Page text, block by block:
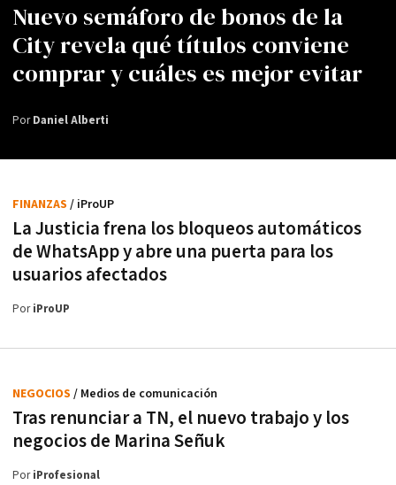
Nuevo semáforo de bonos de la
City revela qué títulos conviene
comprar y cuáles es mejor evitar
PorDaniel Alberti
La Justicia frena los bloqueos automáticos
de WhatsApp y abre una puerta para los
usuarios afectados
FINANZAS / iProUP
PoriProUP
Tras renunciar a TN, el nuevo trabajo y los
negocios de Marina Señuk
NEGOCIOS / Medios de comunicación
PoriProfesional